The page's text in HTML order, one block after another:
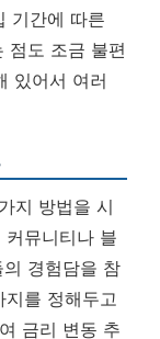
기간에 따른
점도 조금 불편
있어서 여러
지 방법을 시
커뮤니티나 블
경험담을 참
를 정해두고
금리 변동 추